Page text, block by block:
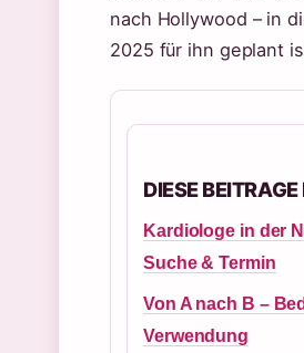
nach Hollywood – in
2025 für ihn geplant
DIESE
Kardiologe in der
Suche & Termin
Von A nach B –
Verwendung